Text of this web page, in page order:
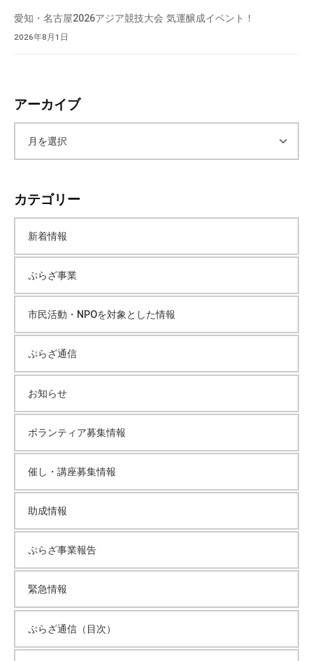
愛知・名古屋2026アジア競技大会 気運醸成イベント！
2026年8月1日
アーカイブ
カ
イ
ブ
カテゴリー
新着情報
ぷらざ事業
市民活動・NPOを対象とした情報
ぷらざ通信
お知らせ
ボランティア募集情報
催し・講座募集情報
助成情報
ぷらざ事業報告
緊急情報
ぷらざ通信（目次）